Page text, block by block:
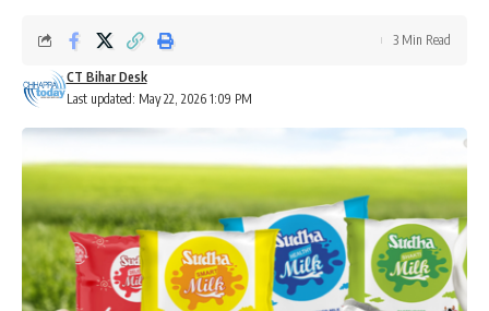
Last updated: May 22, 2026 1:09 PM
CT Bihar Desk
3 Min Read